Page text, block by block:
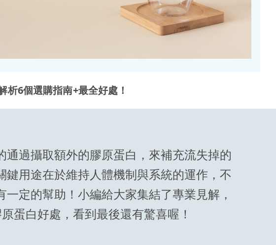
6個選購指南+最全好處！
過攝取額外的膠原蛋白，來補充流失掉的
用途在於維持人體機制與系統的運作，不
定的幫助！小編給大家集結了專業見解，
蛋白好處，看到最後還有驚喜喔！